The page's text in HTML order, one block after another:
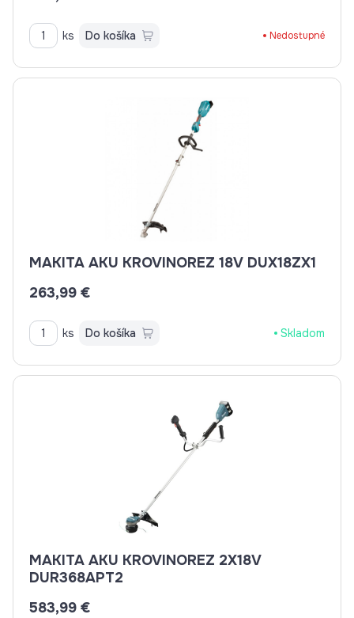
ks Do košíka Nedostupné
MAKITA AKU KROVINOREZ 18V DUX18ZX1
263,99 €
ks Do košíka Skladom
MAKITA AKU KROVINOREZ 2X18V
DUR368APT2
583,99 €